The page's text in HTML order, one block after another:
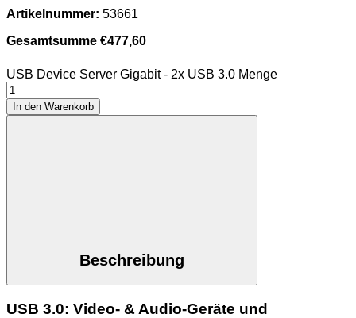
Artikelnummer: 53661
Gesamtsumme €477,60
USB Device Server Gigabit - 2x USB 3.0 Menge
In den Warenkorb
Beschreibung
USB 3.0: Video- & Audio-Geräte und